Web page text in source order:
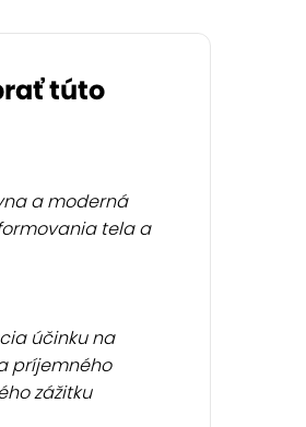
túto
a moderná
tela a
účinku na
príjemného
zážitku